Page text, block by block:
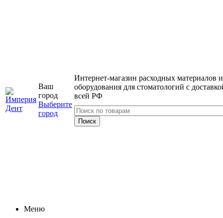
Ваш
город
Выберите
город
Интернет-магазин расходных материалов и
оборудования для стоматологий с
всей РФ
Меню